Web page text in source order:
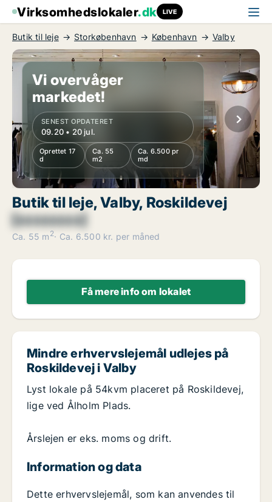
Virksomhedslokaler.dk LIVE
Butik til leje Storkøbenhavn København Valby
Vi overvåger
markedet!
SENEST OPDATERET
09.20 • 20 jul.
Oprettet 17
d
Ca. 55
m2
Ca. 6.500 pr
md
Butik til leje, Valby, Roskildevej
[xxxxxxxx]
Ca. 55 m 2 Ca. 6.500 kr. per måned
Få mere info om lokalet
Mindre erhvervslejemål udlejes på
Roskildevej i Valby
Lyst lokale på 54kvm placeret på Roskildevej,
lige ved Ålholm Plads.
Årslejen er eks. moms og drift.
Information og data
Dette erhvervslejemål, som kan anvendes til